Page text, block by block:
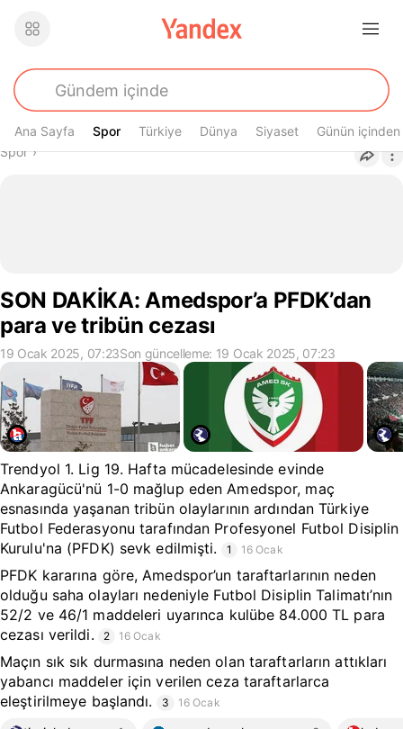
Ana Sayfa Spor
Spor Türkiye Dünya Siyaset Günün içinden
Buradasın
Spor›
SON DAKİKA: Amedspor’a PFDK’dan
para ve tribün cezası
19 Ocak 2025, 07:23Son güncelleme: 19 Ocak 2025, 07:23
Trendyol 1. Lig 19. Hafta mücadelesinde evinde
Ankaragücü'nü 1-0 mağlup eden Amedspor, maç
esnasında yaşanan tribün olaylarının ardından Türkiye
Futbol Federasyonu tarafından Profesyonel Futbol Disiplin
Kurulu'na (PFDK) sevk edilmişti.
1 16 Ocak
PFDK kararına göre, Amedspor’un taraftarlarının neden
olduğu saha olayları nedeniyle Futbol Disiplin Talimatı’nın
52/2 ve 46/1 maddeleri uyarınca kulübe 84.000 TL para
cezası verildi.
2 16 Ocak
Maçın sık sık durmasına neden olan taraftarların attıkları
yabancı maddeler için verilen ceza taraftarlarca
eleştirilmeye başlandı.
3 16 Ocak